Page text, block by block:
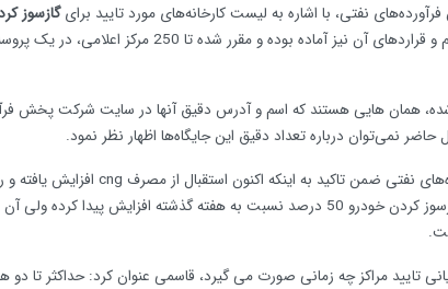
نفتی، با اشاره به لیست کارخانه‌های مورد تایید برایگازسوز
بررسی با هفت شرکت بزرگ هستیم و قراردهای آن نیز
، 250 مرکز ذکر شده، همان هایی هستند که اسم و آدرس دقیق آنها در سایت
حاضر نمی‌توان درباره تعداد دقیق این جایگاه‌ها اظهار نظر نمود.
بیان داشت: میزان ثبت‌ نام‌های گازسوز کردن خودرو 50 درصد نسبت به هفته گذشته
تایید مراکز چه زمانی صورت می گیرد، قاسمی عنوان کرد: حداکثر تا دو